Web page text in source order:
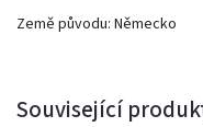
Země původu: Německo
Související